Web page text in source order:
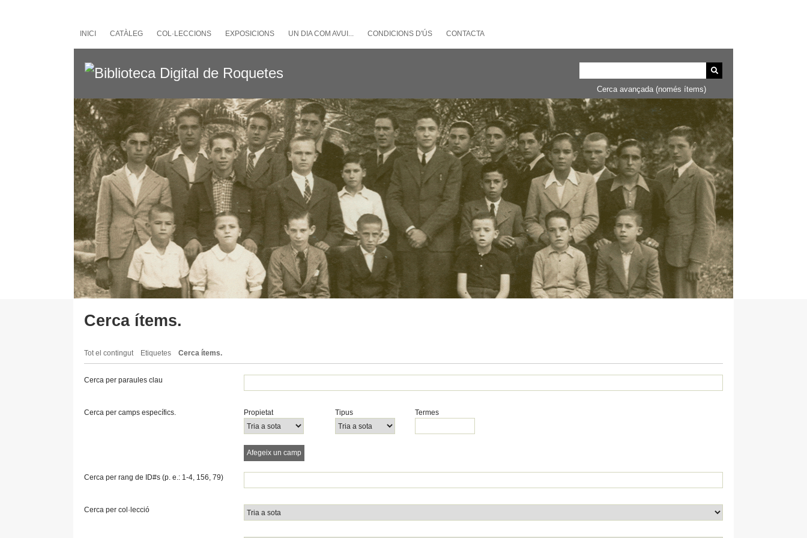
INICI CATÀLEG COL·LECCIONS EXPOSICIONS UN DIA COM AVUI... CONDICIONS D'ÚS CONTACTA
Cerca avançada (només ítems)
Cerca ítems.
Tot el contingut Etiquetes Cerca ítems.
Cerca per paraules clau
per
1
Cerca per camps específics.
Search Property
Tipus de cerca
Termes de cerca
Search Joiner Propietat Tipus Termes
Afegeix un camp
Cerca per rang de ID#s (p. e.: 1-4, 156, 79)
Cerca per col·lecció